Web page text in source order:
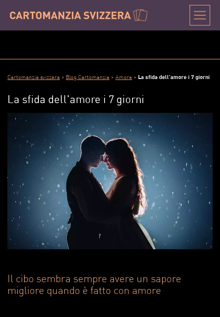
Cartomanzia svizzera > Blog Cartomanzia > Amore > La sfida dell'amore i 7 giorni
La sfida dell'amore i 7 giorni
Il cibo sembra sempre avere un sapore
migliore quando è fatto con amore